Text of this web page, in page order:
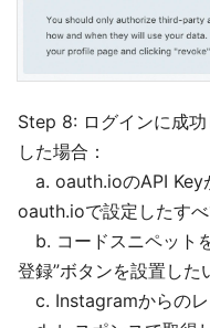
Step 8: ログインに成
した場合：
a. oauth.ioのAPI Key
oauth.ioで設定したす
b. コードスニペット
登録”ボタンを設置した
c. Instagramからのレ